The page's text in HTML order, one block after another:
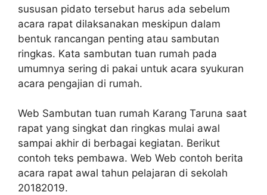
sususan pidato tersebut harus ada sebelum
acara rapat dilaksanakan meskipun dalam
bentuk rancangan penting atau sambutan
ringkas. Kata sambutan tuan rumah pada
umumnya sering di pakai untuk acara syukuran
acara pengajian di rumah.
Web Sambutan tuan rumah Karang Taruna saat
rapat yang singkat dan ringkas mulai awal
sampai akhir di berbagai kegiatan. Berikut
contoh teks pembawa. Web Web contoh berita
acara rapat awal tahun pelajaran di sekolah
20182019.